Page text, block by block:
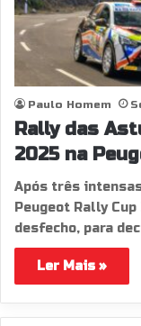
Paulo Homem
Rally das
2025 na
Após três
Peugeot Rally
desfecho, para
Ler Mais »